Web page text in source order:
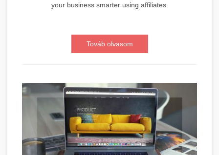
your business smarter using affiliates.
Továb olvasom